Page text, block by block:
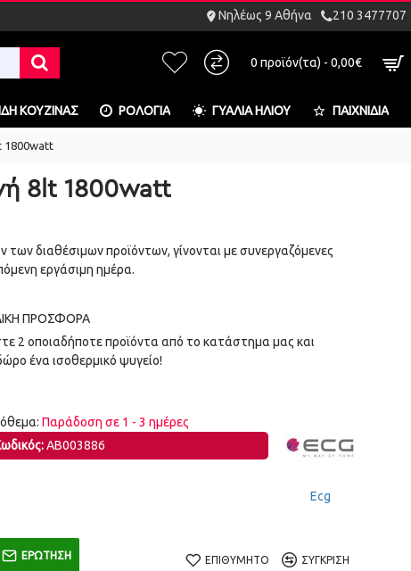
Νηλέως 9 Αθήνα 210 3477707
0 προϊόν(τα) - 0,00€
ΚΟΥΖΊΝΑΣ ΡΟΛΌΓΙΑ ΓΥΑΛΙΆ ΗΛΊΟΥ ΠΑΙΧΝΊΔΙΑ
1800watt
8lt 1800watt
διαθέσιμων προϊόντων, γίνονται με συνεργαζόμενες
εργάσιμη ημέρα.
ΠΡΟΣΦΟΡΆ
2 οποιαδήποτε προϊόντα από το κατάστημα μας και
ένα ισοθερμικό ψυγείο!
Παράδοση σε 1 - 3 ημέρες
AB003886
Ecg
ΕΡΏΤΗΣΗ ΕΠΙΘΥΜΗΤΌ ΣΎΓΚΡΙΣΗ